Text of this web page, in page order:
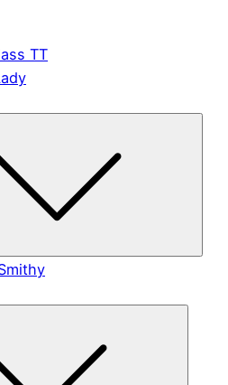
TT